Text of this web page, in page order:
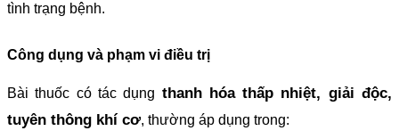
tình trạng bệnh.
Công dụng và phạm vi điều trị
Bài thuốc có tác dụng thanh hóa thấp nhiệt, giải độc,
tuyên thông khí cơ, thường áp dụng trong: